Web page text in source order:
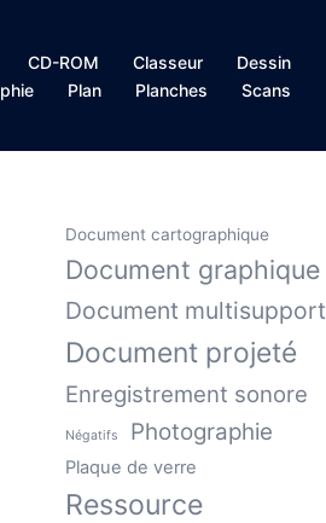
CD-ROM Classeur
Dessin
Plan Planches Scans
Document cartographique
Document graphique
Document multisupport
Document projeté
Enregistrement sonore
Négatifs Photographie
Plaque de verre
Ressource